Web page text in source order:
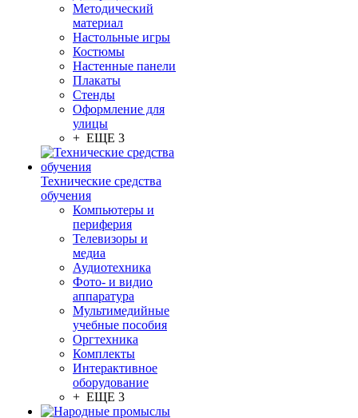
Методический
материал
Настольные игры
Костюмы
Настенные панели
Плакаты
Стенды
Оформление для
улицы
+ ЕЩЕ 3
Технические средства
обучения
Компьютеры и
периферия
Телевизоры и
медиа
Аудиотехника
Фото- и видио
аппаратура
Мультимедийные
учебные пособия
Оргтехника
Комплекты
Интерактивное
оборудование
+ ЕЩЕ 3